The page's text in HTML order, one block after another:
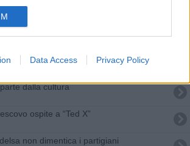
Data Access Privacy Policy
e Potere" con chi ha successo
Colle in pieno giorno"
dalla cultura
ospite a “Ted X”
non dimentica i partigiani